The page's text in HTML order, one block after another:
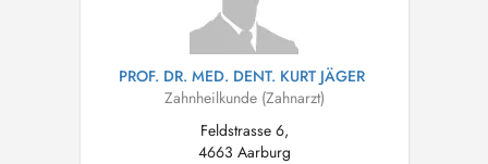
PROF. DR. MED. DENT. KURT JÄGER
Zahnheilkunde (Zahnarzt)
Feldstrasse 6,
4663 Aarburg